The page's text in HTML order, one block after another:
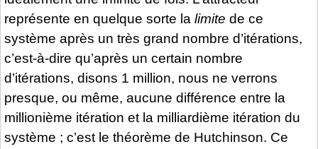
représente en quelque sorte la limite de ce
système après un très grand nombre d’itérations,
c’est-à-dire qu’après un certain nombre
d’itérations, disons 1 million, nous ne verrons
presque, ou même, aucune différence entre la
millionième itération et la milliardième itération du
système ; c’est le théorème de Hutchinson. Ce